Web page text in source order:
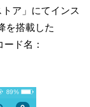
ア」にてインス
を搭載した
ド名：